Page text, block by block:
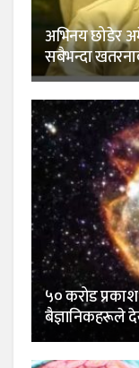
अभिनय छोडेर
सबैभन्दा
५० करोड प्रकाश
बैज्ञानिकहरूले